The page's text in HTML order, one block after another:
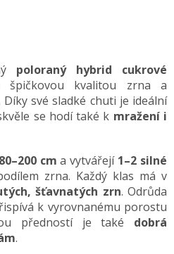
poloraný hybrid cukrové
kvalitou zrna a
své sladké chuti je ideální
se hodí také k mražení i
cm a vytvářejí 1–2 silné
zrna. Každý klas má v
šťavnatých zrn. Odrůda
k vyrovnanému porostu
předností je také dobrá
.